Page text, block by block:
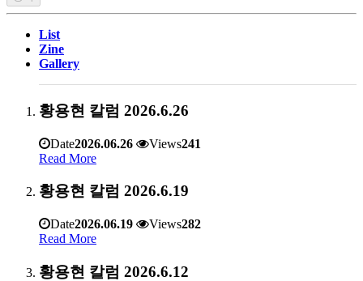
List
Zine
Gallery
황용현 칼럼 2026.6.26
Date2026.06.26 Views241
Read More
황용현 칼럼 2026.6.19
Date2026.06.19 Views282
Read More
황용현 칼럼 2026.6.12